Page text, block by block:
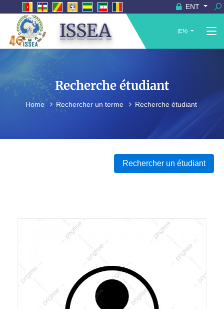
ENT
ISSEA (EN)
Recherche étudiant
Home Rechercher un terme Recherche étudiant
Rechercher un étudiant